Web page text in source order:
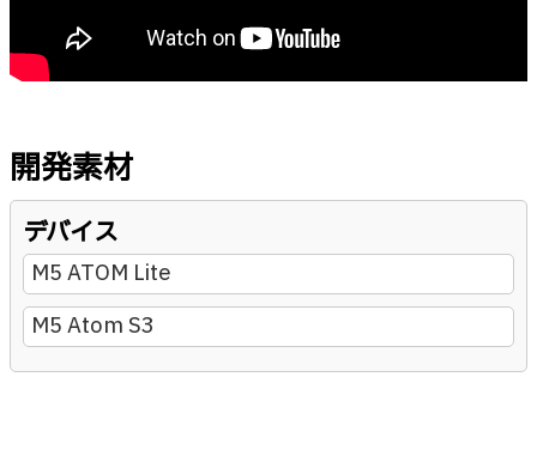
開発素材
デバイス
M5 ATOM Lite
M5 Atom S3